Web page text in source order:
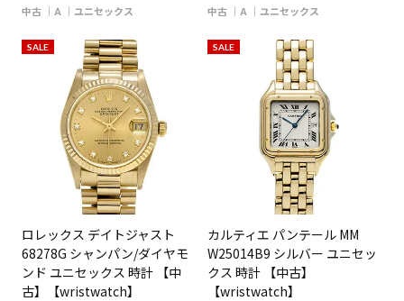
中古 A ユニセックス 中古 A ユニセックス
SALE
ロレックス デイトジャスト
68278G シャンパン/ダイヤモ
ンド ユニセックス 時計 【中
古】【wristwatch】
SALE
カルティエ パンテール MM
W25014B9 シルバー ユニセッ
クス 時計 【中古】
【wristwatch】